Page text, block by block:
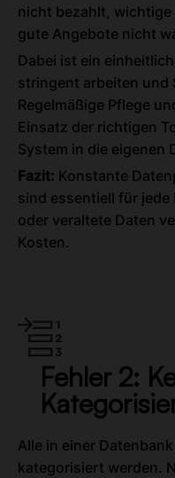
nicht bezahlt,
gute Angebote nicht
Dabei ist ein
stringent arbeiten und
Regelmäßige Pflege
Einsatz der richtigen
System in die eigenen
Fazit: Konstante
sind essentiell für
oder veraltete Daten
Kosten.
Fehler 2:
Alle in einer
kategorisiert werden.